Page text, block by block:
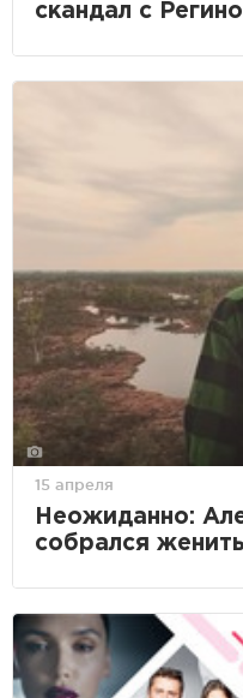
скандал с
15 апреля
Неожиданно:
собрался